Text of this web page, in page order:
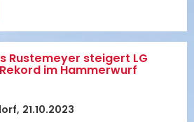
Rustemeyer steigert LG
im Hammerwurf
21.10.2023